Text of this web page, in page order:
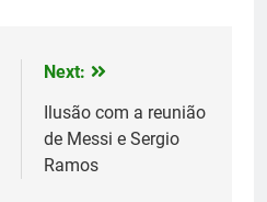
Next:
Ilusão com a reunião
de Messi e Sergio
Ramos